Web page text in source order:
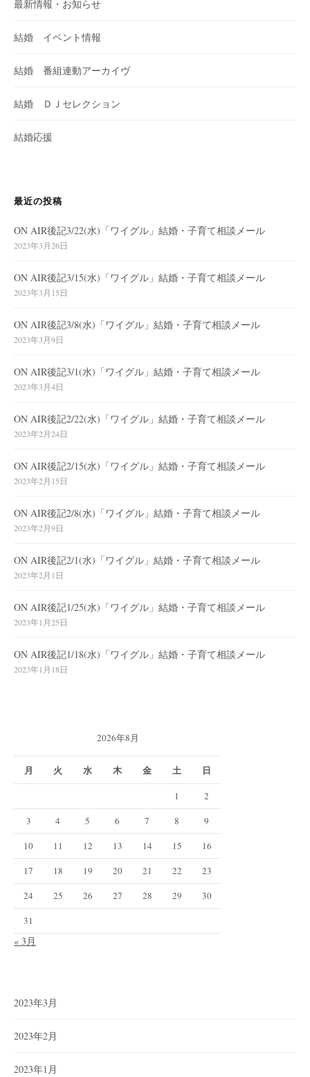
最新情報・お知らせ
結婚 イベント情報
結婚 番組連動アーカイヴ
結婚 ＤＪセレクション
結婚応援
最近の投稿
ON AIR後記3/22(水)「ワイグル」結婚・子育て相談メール
2023年3月26日
ON AIR後記3/15(水)「ワイグル」結婚・子育て相談メール
2023年3月15日
ON AIR後記3/8(水)「ワイグル」結婚・子育て相談メール
2023年3月9日
ON AIR後記3/1(水)「ワイグル」結婚・子育て相談メール
2023年3月4日
ON AIR後記2/22(水)「ワイグル」結婚・子育て相談メール
2023年2月24日
ON AIR後記2/15(水)「ワイグル」結婚・子育て相談メール
2023年2月15日
ON AIR後記2/8(水)「ワイグル」結婚・子育て相談メール
2023年2月9日
ON AIR後記2/1(水)「ワイグル」結婚・子育て相談メール
2023年2月1日
ON AIR後記1/25(水)「ワイグル」結婚・子育て相談メール
2023年1月25日
ON AIR後記1/18(水)「ワイグル」結婚・子育て相談メール
2023年1月18日
2026年8月
月 火 水 木 金 土 日
1
2
3
4 5 6 7 8
9
10
11 12 13 14 15
16
17
18 19 20 21 22
23
24
25 26 27 28 29
30
31
« 3月
2023年3月
2023年2月
2023年1月